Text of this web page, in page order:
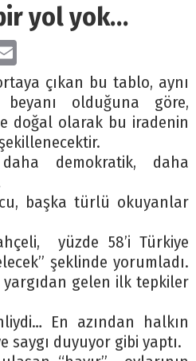
yol yok…
Email
çıkan bu tablo, aynı
olduğuna göre,
doğal olarak bu iradenin
demokratik, daha
başka türlü okuyanlar
yüzde 58’i Türkiye
şeklinde yorumladı.
yargıdan gelen ilk tepkiler
En azından halkın
saygı duyuyor gibi yaptı.